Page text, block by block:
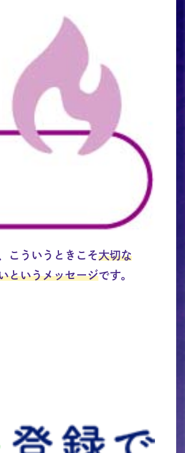
こういうときこそ大切な
というメッセージです。